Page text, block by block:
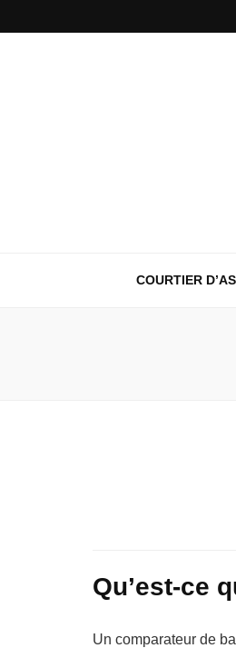
COURTIER
Qu’est-ce
Un comparateur de